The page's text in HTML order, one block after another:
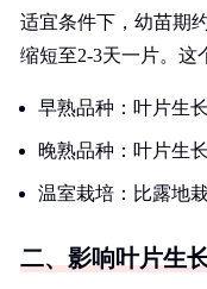
适宜条件下，幼苗期
缩短至2-3天一片。这
早熟品种：叶片生
晚熟品种：叶片生
温室栽培：比露地
二、影响叶片生